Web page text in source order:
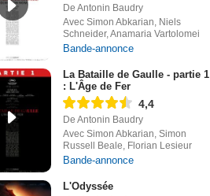
De Antonin Baudry
Avec Simon Abkarian, Niels
Schneider, Anamaria Vartolomei
Bande-annonce
La Bataille de Gaulle - partie 1
: L'Âge de Fer
4,4
De Antonin Baudry
Avec Simon Abkarian, Simon
Russell Beale, Florian Lesieur
Bande-annonce
L'Odyssée